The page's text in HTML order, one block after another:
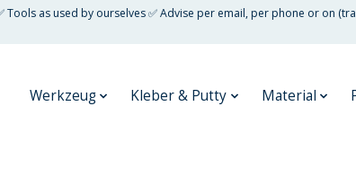
as used by ourselves ✅ Advise per email, per phone or on
Werkzeug Kleber & Putty Material